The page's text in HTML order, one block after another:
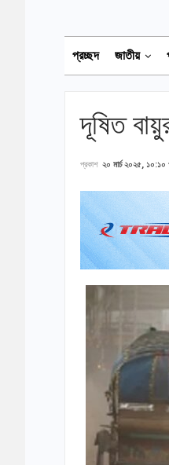
প্রচ্ছদ জাতীয়
দূষিত
প্রকাশ ২০ মার্চ ২০২৫, ১০:১০